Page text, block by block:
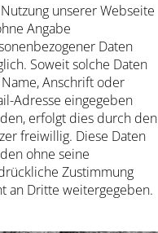
unserer Webseite
Angabe
Daten
Soweit solche Daten
Anschrift oder
Adresse eingegeben
erfolgt dies durch den
freiwillig. Diese Daten
ohne seine
Zustimmung
an Dritte weitergegeben.